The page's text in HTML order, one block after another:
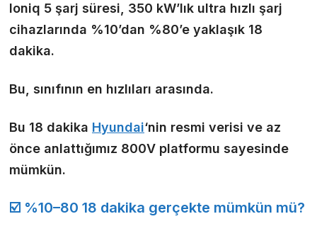
Ioniq 5 şarj süresi, 350 kW’lık ultra hızlı şarj
cihazlarında %10’dan %80’e yaklaşık 18
dakika.
Bu, sınıfının en hızlıları arasında.
Bu 18 dakika Hyundai‘nin resmi verisi ve az
önce anlattığımız 800V platformu sayesinde
mümkün.
☑️ %10–80 18 dakika gerçekte mümkün mü?